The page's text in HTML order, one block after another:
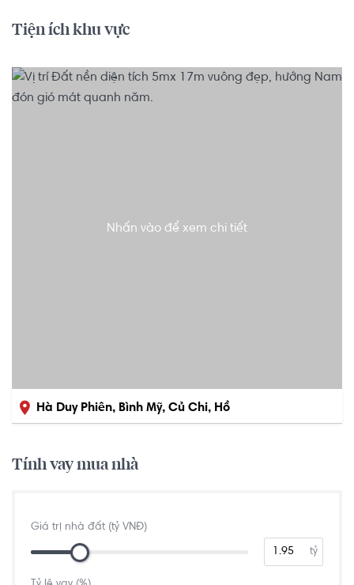
Tiện ích khu vực
Nhấn vào để xem chi tiết
Hà Duy Phiên, Bình Mỹ, Củ Chi, Hồ
Tính vay mua nhà
Giá trị nhà đất (tỷ VNĐ)
tỷ